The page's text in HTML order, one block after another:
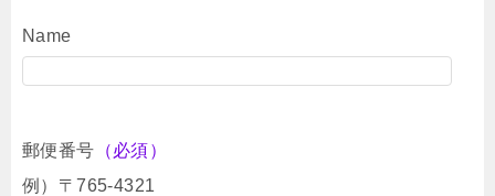
Name
郵便番号 （必須）
例）〒765-4321